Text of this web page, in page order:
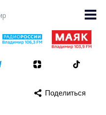
Поделиться